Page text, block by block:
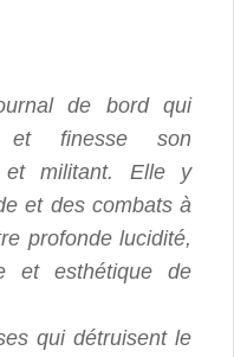
de bord qui
et finesse son
et militant. Elle y
et des combats à
profonde lucidité,
et esthétique de
qui détruisent le